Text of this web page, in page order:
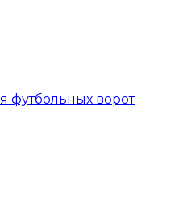
футбольных ворот